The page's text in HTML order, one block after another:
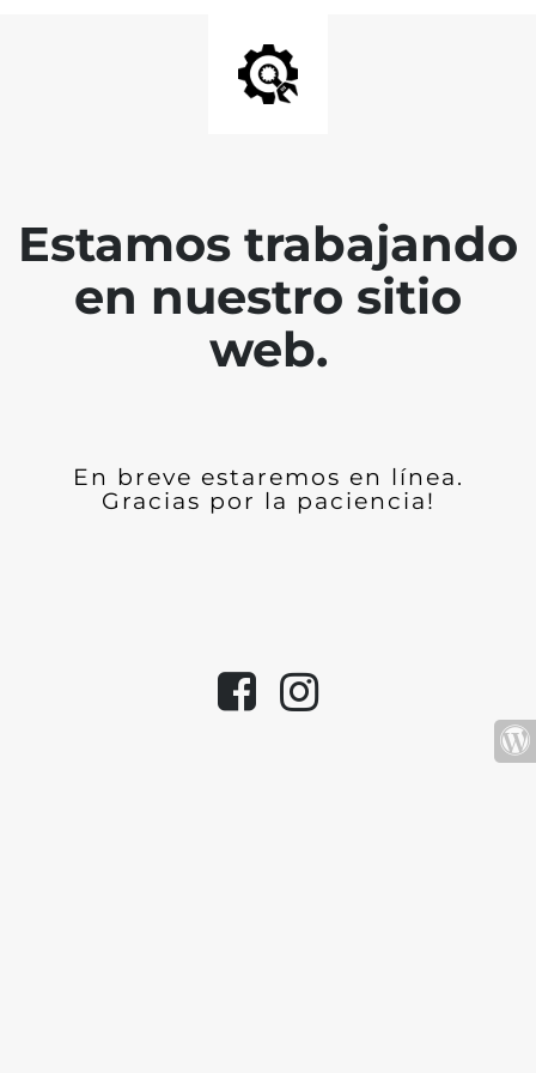
Estamos trabajando
en nuestro sitio
web.
En breve estaremos en línea.
Gracias por la paciencia!